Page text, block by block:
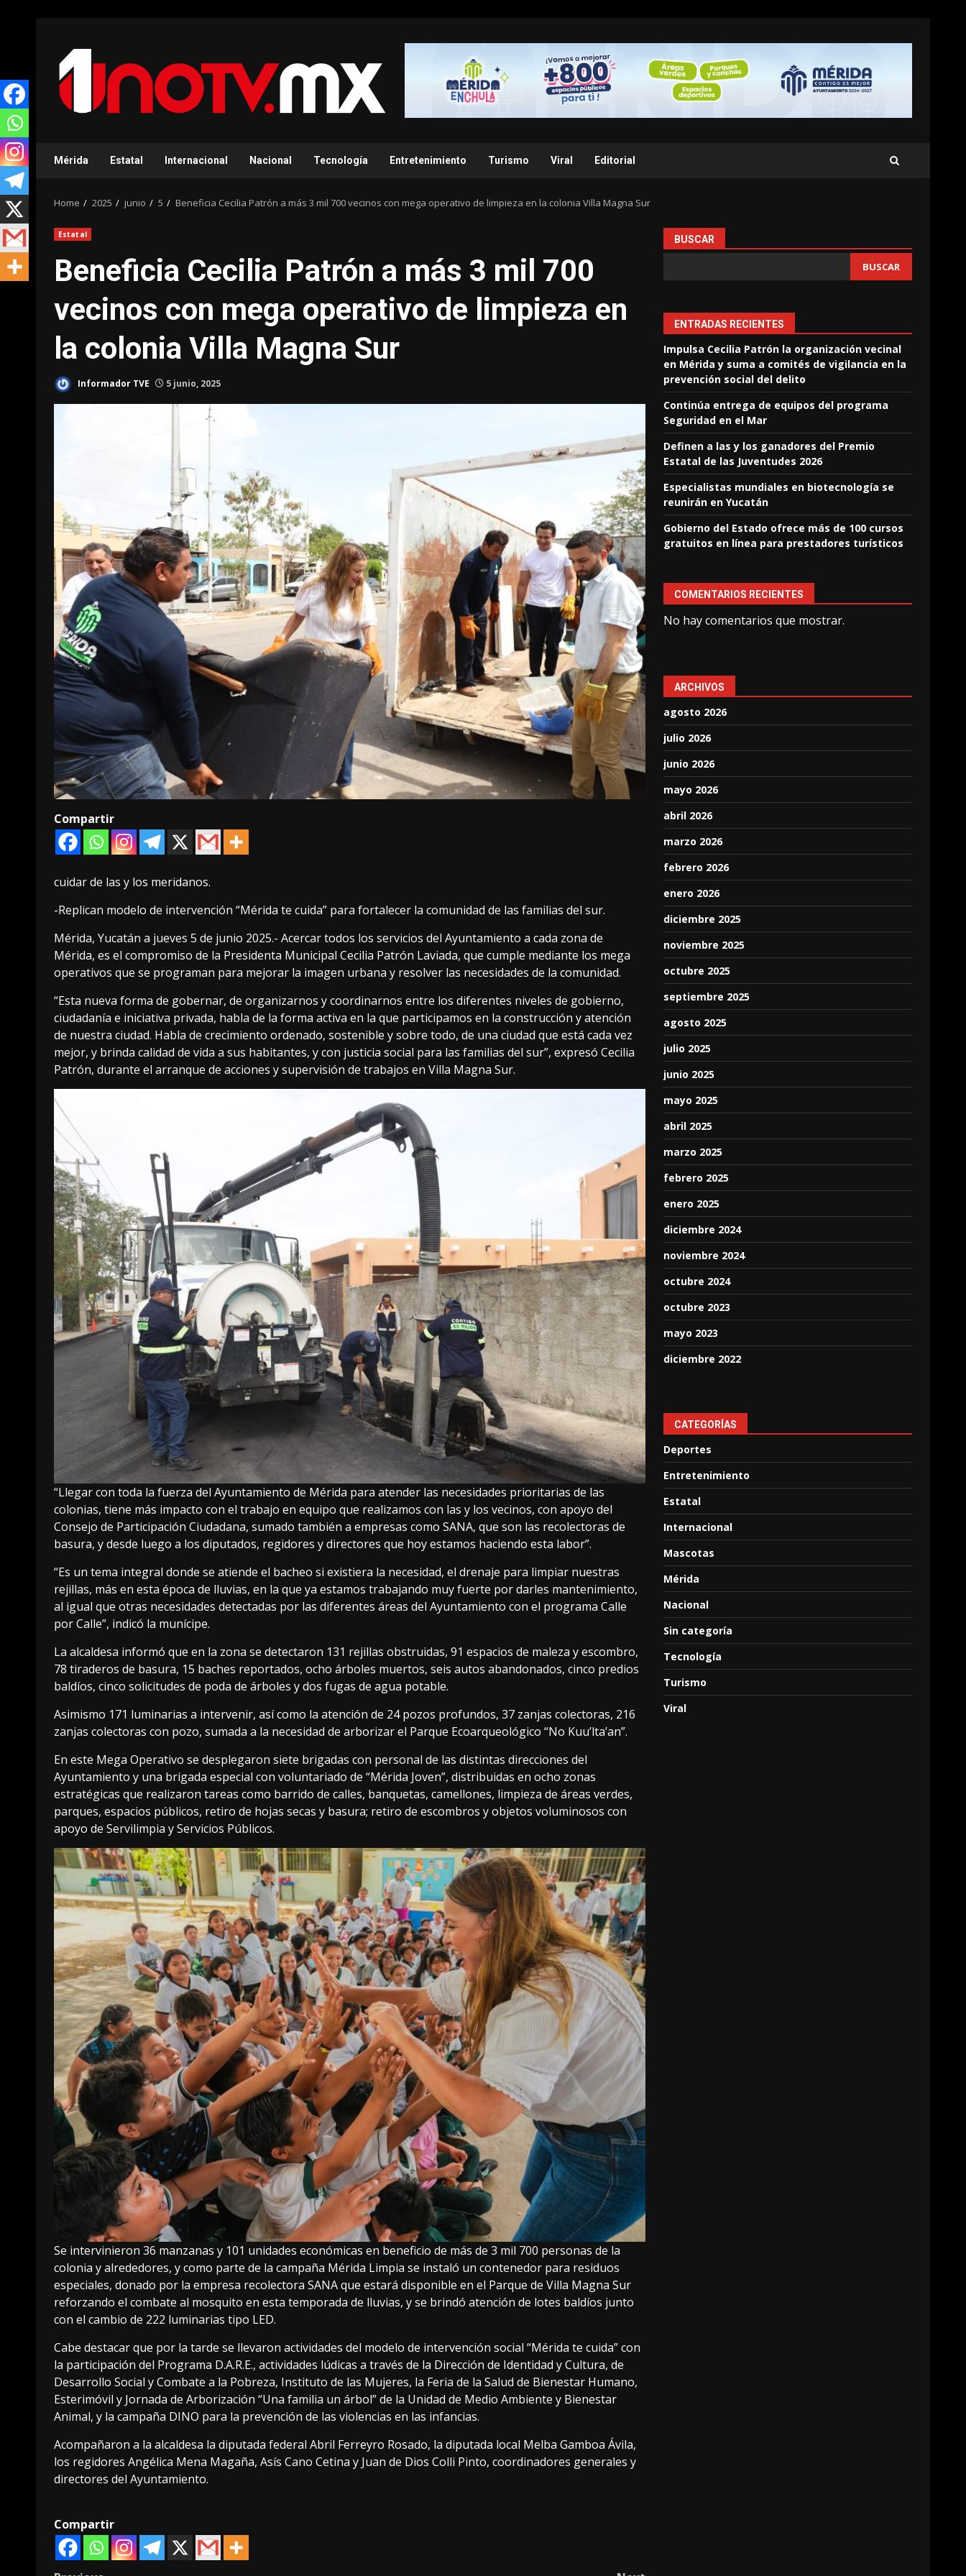
content
Mérida Estatal Internacional Nacional Tecnología Entretenimiento Turismo Viral Editorial
Home 2025 junio 5 Beneficia Cecilia Patrón a más 3 mil 700 vecinos con mega operativo de limpieza en la colonia Villa Magna Sur
Estatal
Beneficia Cecilia Patrón a más 3 mil 700
vecinos con mega operativo de limpieza en
la colonia Villa Magna Sur
Informador TVE 5 junio, 2025
Compartir
cuidar de las y los meridanos.
-Replican modelo de intervención “Mérida te cuida” para fortalecer la comunidad de las familias del sur.
Mérida, Yucatán a jueves 5 de junio 2025.- Acercar todos los servicios del Ayuntamiento a cada zona de
Mérida, es el compromiso de la Presidenta Municipal Cecilia Patrón Laviada, que cumple mediante los mega
operativos que se programan para mejorar la imagen urbana y resolver las necesidades de la comunidad.
“Esta nueva forma de gobernar, de organizarnos y coordinarnos entre los diferentes niveles de gobierno,
ciudadanía e iniciativa privada, habla de la forma activa en la que participamos en la construcción y atención
de nuestra ciudad. Habla de crecimiento ordenado, sostenible y sobre todo, de una ciudad que está cada vez
mejor, y brinda calidad de vida a sus habitantes, y con justicia social para las familias del sur”, expresó Cecilia
Patrón, durante el arranque de acciones y supervisión de trabajos en Villa Magna Sur.
“Llegar con toda la fuerza del Ayuntamiento de Mérida para atender las necesidades prioritarias de las
colonias, tiene más impacto con el trabajo en equipo que realizamos con las y los vecinos, con apoyo del
Consejo de Participación Ciudadana, sumado también a empresas como SANA, que son las recolectoras de
basura, y desde luego a los diputados, regidores y directores que hoy estamos haciendo esta labor”.
“Es un tema integral donde se atiende el bacheo si existiera la necesidad, el drenaje para limpiar nuestras
rejillas, más en esta época de lluvias, en la que ya estamos trabajando muy fuerte por darles mantenimiento,
al igual que otras necesidades detectadas por las diferentes áreas del Ayuntamiento con el programa Calle
por Calle”, indicó la munícipe.
La alcaldesa informó que en la zona se detectaron 131 rejillas obstruidas, 91 espacios de maleza y escombro,
78 tiraderos de basura, 15 baches reportados, ocho árboles muertos, seis autos abandonados, cinco predios
baldíos, cinco solicitudes de poda de árboles y dos fugas de agua potable.
Asimismo 171 luminarias a intervenir, así como la atención de 24 pozos profundos, 37 zanjas colectoras, 216
zanjas colectoras con pozo, sumada a la necesidad de arborizar el Parque Ecoarqueológico “No Kuu’lta’an”.
En este Mega Operativo se desplegaron siete brigadas con personal de las distintas direcciones del
Ayuntamiento y una brigada especial con voluntariado de “Mérida Joven”, distribuidas en ocho zonas
estratégicas que realizaron tareas como barrido de calles, banquetas, camellones, limpieza de áreas verdes,
parques, espacios públicos, retiro de hojas secas y basura; retiro de escombros y objetos voluminosos con
apoyo de Servilimpia y Servicios Públicos.
Se intervinieron 36 manzanas y 101 unidades económicas en beneficio de más de 3 mil 700 personas de la
colonia y alrededores, y como parte de la campaña Mérida Limpia se instaló un contenedor para residuos
especiales, donado por la empresa recolectora SANA que estará disponible en el Parque de Villa Magna Sur
reforzando el combate al mosquito en esta temporada de lluvias, y se brindó atención de lotes baldíos junto
con el cambio de 222 luminarias tipo LED.
Cabe destacar que por la tarde se llevaron actividades del modelo de intervención social “Mérida te cuida” con
la participación del Programa D.A.R.E., actividades lúdicas a través de la Dirección de Identidad y Cultura, de
Desarrollo Social y Combate a la Pobreza, Instituto de las Mujeres, la Feria de la Salud de Bienestar Humano,
Esterimóvil y Jornada de Arborización “Una familia un árbol” de la Unidad de Medio Ambiente y Bienestar
Animal, y la campaña DINO para la prevención de las violencias en las infancias.
Acompañaron a la alcaldesa la diputada federal Abril Ferreyro Rosado, la diputada local Melba Gamboa Ávila,
los regidores Angélica Mena Magaña, Asís Cano Cetina y Juan de Dios Colli Pinto, coordinadores generales y
directores del Ayuntamiento.
Compartir
BUSCAR
BUSCAR
ENTRADAS RECIENTES
Impulsa Cecilia Patrón la organización vecinal
en Mérida y suma a comités de vigilancia en la
prevención social del delito
Continúa entrega de equipos del programa
Seguridad en el Mar
Definen a las y los ganadores del Premio
Estatal de las Juventudes 2026
Especialistas mundiales en biotecnología se
reunirán en Yucatán
Gobierno del Estado ofrece más de 100 cursos
gratuitos en línea para prestadores turísticos
COMENTARIOS RECIENTES
No hay comentarios que mostrar.
ARCHIVOS
agosto 2026
julio 2026
junio 2026
mayo 2026
abril 2026
marzo 2026
febrero 2026
enero 2026
diciembre 2025
noviembre 2025
octubre 2025
septiembre 2025
agosto 2025
julio 2025
junio 2025
mayo 2025
abril 2025
marzo 2025
febrero 2025
enero 2025
diciembre 2024
noviembre 2024
octubre 2024
octubre 2023
mayo 2023
diciembre 2022
CATEGORÍAS
Deportes
Entretenimiento
Estatal
Internacional
Mascotas
Mérida
Nacional
Sin categoría
Tecnología
Turismo
Viral